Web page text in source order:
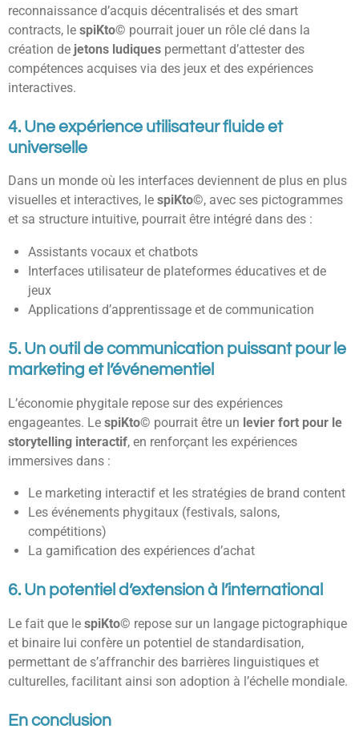
reconnaissance d’acquis décentralisés et des smart
contracts, le spiKto© pourrait jouer un rôle clé dans la
création de jetons ludiques permettant d’attester des
compétences acquises via des jeux et des expériences
interactives.
4. Une expérience utilisateur fluide et
universelle
Dans un monde où les interfaces deviennent de plus en plus
visuelles et interactives, le spiKto©, avec ses pictogrammes
et sa structure intuitive, pourrait être intégré dans des :
Assistants vocaux et chatbots
Interfaces utilisateur de plateformes éducatives et de
jeux
Applications d’apprentissage et de communication
5. Un outil de communication puissant pour le
marketing et l’événementiel
L’économie phygitale repose sur des expériences
engageantes. Le spiKto© pourrait être un levier fort pour le
storytelling interactif, en renforçant les expériences
immersives dans :
Le marketing interactif et les stratégies de brand content
Les événements phygitaux (festivals, salons,
compétitions)
La gamification des expériences d’achat
6. Un potentiel d’extension à l’international
Le fait que le spiKto© repose sur un langage pictographique
et binaire lui confère un potentiel de standardisation,
permettant de s’affranchir des barrières linguistiques et
culturelles, facilitant ainsi son adoption à l’échelle mondiale.
En conclusion